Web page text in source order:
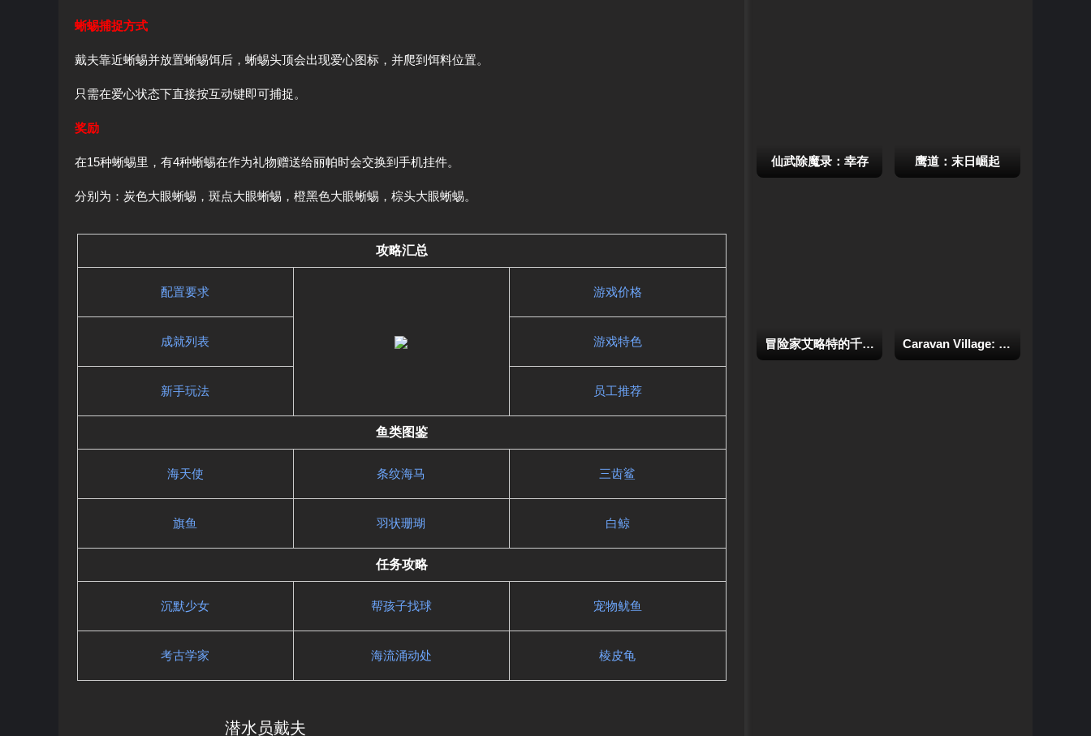
蜥蜴捕捉方式
戴夫靠近蜥蜴并放置蜥蜴饵后，蜥蜴头顶会出现爱心图标，并爬到饵料位置。
只需在爱心状态下直接按互动键即可捕捉。
奖励
在15种蜥蜴里，有4种蜥蜴在作为礼物赠送给丽帕时会交换到手机挂件。
分别为：炭色大眼蜥蜴，斑点大眼蜥蜴，橙黑色大眼蜥蜴，棕头大眼蜥蜴。
攻略汇总
配置要求 游戏价格
成就列表 游戏特色
新手玩法 员工推荐
鱼类图鉴
海天使 条纹海马 三齿鲨
旗鱼 羽状珊瑚 白鲸
任务攻略
沉默少女 帮孩子找球 宠物鱿鱼
考古学家 海流涌动处 棱皮龟
潜水员戴夫
仙武除魔录：幸存 鹰道：末日崛起
冒险家艾略特的千年物语 Caravan Village: Farming Life